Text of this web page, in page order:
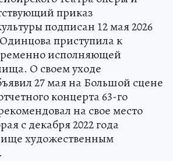
приказ
подписан 12 мая 2026
приступила к
исполняющей
О своем уходе
27 мая на Большой сцене
концерта 63-го
на свое место
с декабря 2022 года
художественным